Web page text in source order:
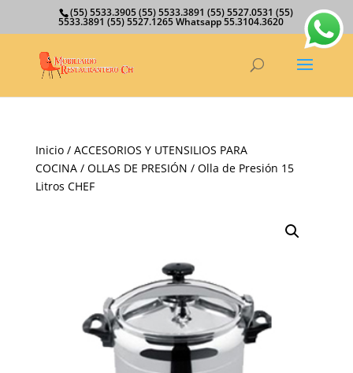
(55) 5533.3905 (55) 5533.3891 (55) 5527.0531 (55)
5533.3891 (55) 5527.1265 Whatsapp 55.3104.3620
Inicio/ ACCESORIOS Y UTENSILIOS PARA
COCINA/ OLLAS DE PRESIÓN / Olla de Presión 15
Litros CHEF